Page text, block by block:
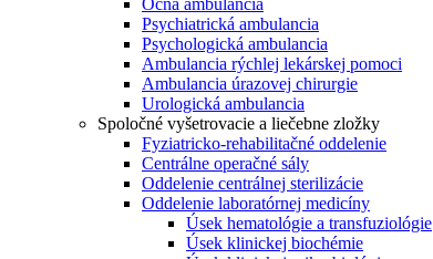
Očná ambulancia
Psychiatrická ambulancia
Psychologická ambulancia
Ambulancia rýchlej lekárskej pomoci
Ambulancia úrazovej chirurgie
Urologická ambulancia
Spoločné vyšetrovacie a liečebne zložky
Fyziatricko-rehabilitačné oddelenie
Centrálne operačné sály
Oddelenie centrálnej sterilizácie
Oddelenie laboratórnej medicíny
Úsek hematológie a transfuziológie
Úsek klinickej biochémie